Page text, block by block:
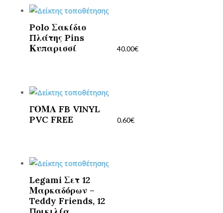
Polo Σακίδιο
Πλάτης Pins
Κυπαρισσί
40.00€
ΓΟΜΑ FB VINYL
PVC FREE
0.60€
Legami Σετ 12
Μαρκαδόρων –
Teddy Friends, 12